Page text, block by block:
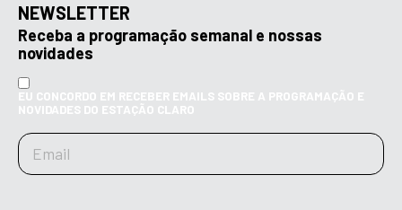
NEWSLETTER
Receba a programação semanal e nossas
novidades
EU CONCORDO EM RECEBER EMAILS SOBRE A PROGRAMAÇÃO E
NOVIDADES DO ESTAÇÃO CLARO